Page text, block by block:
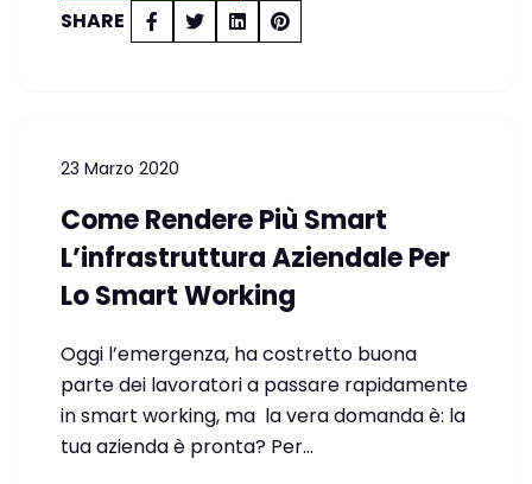
SHARE
23 Marzo 2020
Come Rendere Più Smart
L’infrastruttura Aziendale Per
Lo Smart Working
Oggi l’emergenza, ha costretto buona
parte dei lavoratori a passare rapidamente
in smart working, ma la vera domanda è: la
tua azienda è pronta? Per…